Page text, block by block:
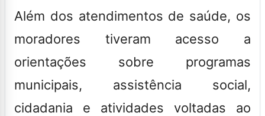
Além dos atendimentos de saúde, os
moradores tiveram acesso a
orientações sobre programas
municipais, assistência social,
cidadania e atividades voltadas ao